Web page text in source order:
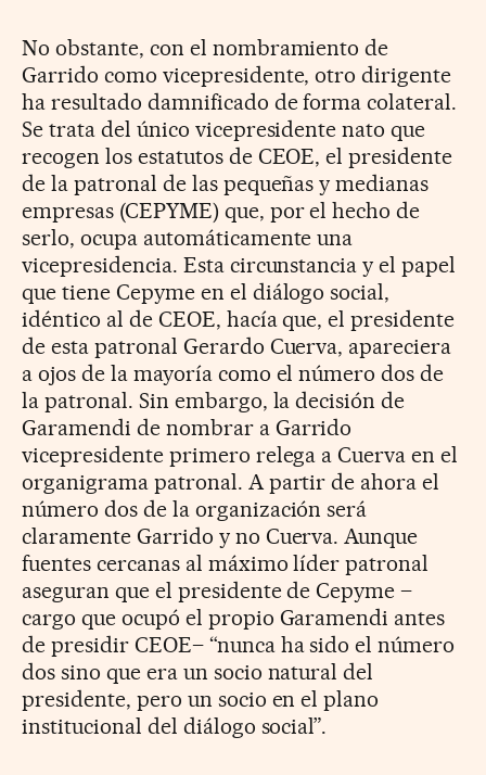
No obstante, con el nombramiento de
Garrido como vicepresidente, otro dirigente
ha resultado damnificado de forma colateral.
Se trata del único vicepresidente nato que
recogen los estatutos de CEOE, el presidente
de la patronal de las pequeñas y medianas
empresas (CEPYME) que, por el hecho de
serlo, ocupa automáticamente una
vicepresidencia. Esta circunstancia y el papel
que tiene Cepyme en el diálogo social,
idéntico al de CEOE, hacía que, el presidente
de esta patronal Gerardo Cuerva, apareciera
a ojos de la mayoría como el número dos de
la patronal. Sin embargo, la decisión de
Garamendi de nombrar a Garrido
vicepresidente primero relega a Cuerva en el
organigrama patronal. A partir de ahora el
número dos de la organización será
claramente Garrido y no Cuerva. Aunque
fuentes cercanas al máximo líder patronal
aseguran que el presidente de Cepyme –
cargo que ocupó el propio Garamendi antes
de presidir CEOE– “nunca ha sido el número
dos sino que era un socio natural del
presidente, pero un socio en el plano
institucional del diálogo social”.